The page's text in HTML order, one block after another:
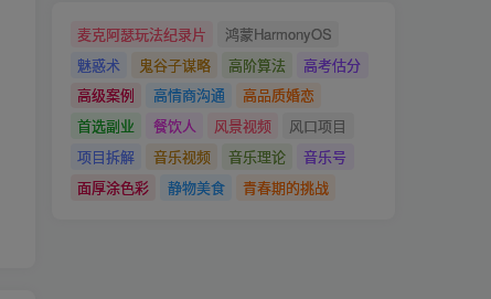
麦克阿瑟玩法纪录片
鸿蒙HarmonyOS
魅惑术
鬼谷子谋略 高阶算法
高考估分
高级案例
高情商沟通
高品质婚恋
首选副业
餐饮人 风景视频
风口项目
项目拆解
音乐视频 音乐理论
音乐号
面厚涂色彩
静物美食 青春期的挑战